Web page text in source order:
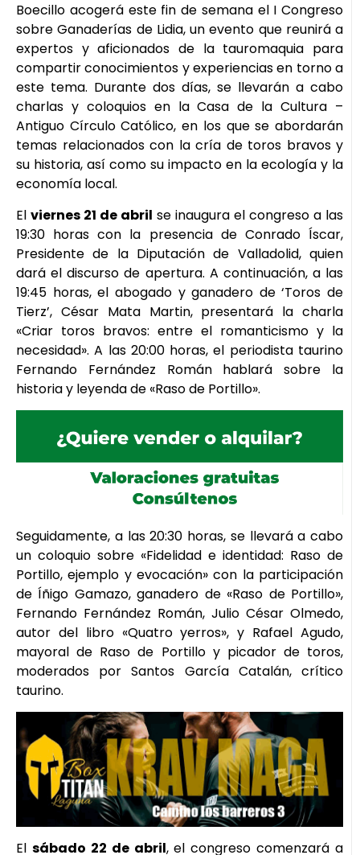
Boecillo acogerá este fin de semana el I Congreso
sobre Ganaderías de Lidia, un evento que reunirá a
expertos y aficionados de la tauromaquia para
compartir conocimientos y experiencias en torno a
este tema. Durante dos días, se llevarán a cabo
charlas y coloquios en la Casa de la Cultura –
Antiguo Círculo Católico, en los que se abordarán
temas relacionados con la cría de toros bravos y
su historia, así como su impacto en la ecología y la
economía local.
El viernes 21 de abril se inaugura el congreso a las
19:30 horas con la presencia de Conrado Íscar,
Presidente de la Diputación de Valladolid, quien
dará el discurso de apertura. A continuación, a las
19:45 horas, el abogado y ganadero de ‘Toros de
Tierz’, César Mata Martin, presentará la charla
«Criar toros bravos: entre el romanticismo y la
necesidad». A las 20:00 horas, el periodista taurino
Fernando Fernández Román hablará sobre la
historia y leyenda de «Raso de Portillo».
Seguidamente, a las 20:30 horas, se llevará a cabo
un coloquio sobre «Fidelidad e identidad: Raso de
Portillo, ejemplo y evocación» con la participación
de Íñigo Gamazo, ganadero de «Raso de Portillo»,
Fernando Fernández Román, Julio César Olmedo,
autor del libro «Quatro yerros», y Rafael Agudo,
mayoral de Raso de Portillo y picador de toros,
moderados por Santos García Catalán, crítico
taurino.
El sábado 22 de abril, el congreso comenzará a